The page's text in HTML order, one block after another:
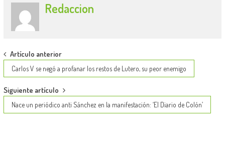
Redaccion
Post
navigation
Artículo anterior
Carlos V se negó a profanar los restos de Lutero, su peor enemigo
Siguiente artículo
Nace un periódico anti Sánchez en la manifestación: ‘El Diario de Colón’